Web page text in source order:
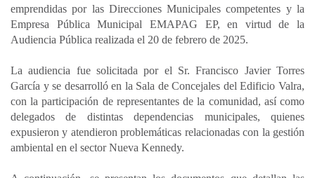
r
emprendidas por las Direcciones Municipales competentes y la
Empresa Pública Municipal EMAPAG EP, en virtud de la
Audiencia Pública realizada el 20 de febrero de 2025.
La audiencia fue solicitada por el Sr. Francisco Javier Torres
García y se desarrolló en la Sala de Concejales del Edificio Valra,
con la participación de representantes de la comunidad, así como
delegados de distintas dependencias municipales, quienes
expusieron y atendieron problemáticas relacionadas con la gestión
ambiental en el sector Nueva Kennedy.